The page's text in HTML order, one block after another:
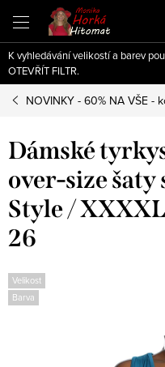
obsah
K vyhledávání velikostí a barev
OTEVŘÍT FILTR.
NOVINKY - 60% NA VŠE -
Dámské
over-size šaty
Style /
26
Velikost
Barva